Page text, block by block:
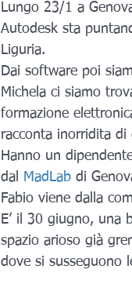
Lungo 23/1 a
Autodesk sta
Liguria.
Dai software poi
Michela ci siamo
formazione
racconta inorridita
Hanno un
dal
MadLab di
Fabio viene dalla
E’ il 30 giugno, una
spazio arioso già
dove si susseguono